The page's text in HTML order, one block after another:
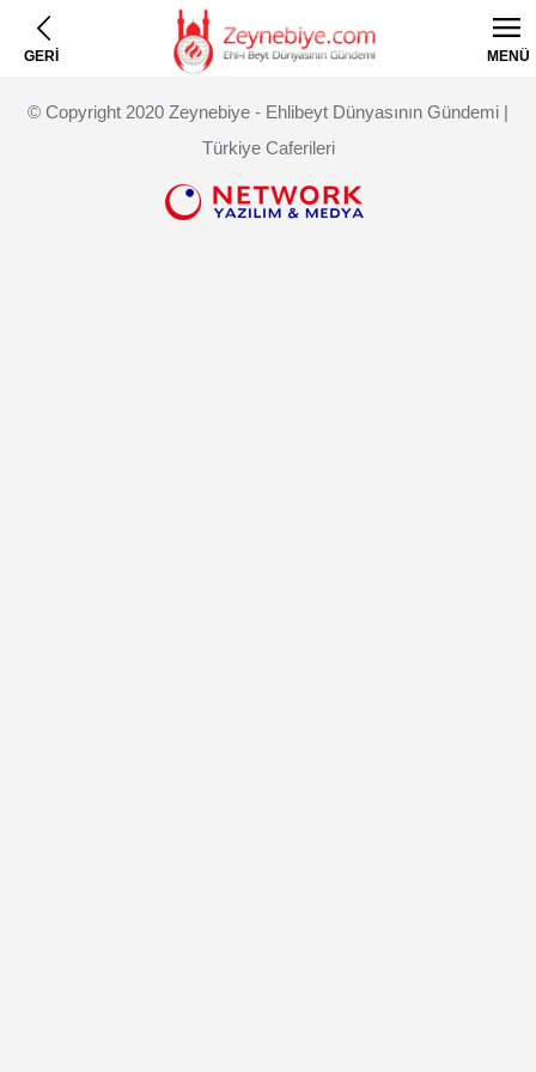
GERİ MENÜ
© Copyright 2020 Zeynebiye - Ehlibeyt Dünyasının Gündemi |
Türkiye Caferileri